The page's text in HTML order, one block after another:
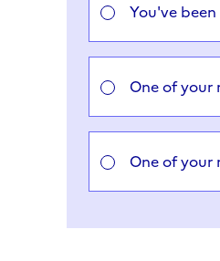
You've
One of your
One of your